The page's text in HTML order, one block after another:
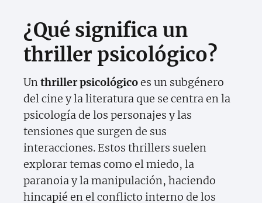
¿Qué significa un
thriller psicológico?
Unthriller psicológicoes un subgénero
del cine y la literatura que se centra en la
psicología de los personajes y las
tensiones que surgen de sus
interacciones. Estos thrillers suelen
explorar temas como el miedo, la
paranoia y la manipulación, haciendo
hincapié en el conflicto interno de los